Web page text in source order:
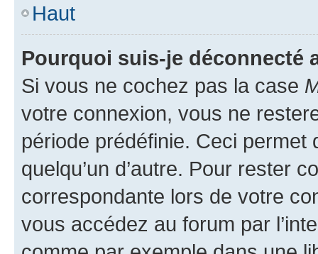
Haut
Pourquoi suis-je déconnecté
Si vous ne cochez pas la case
votre connexion, vous ne
période prédéfinie. Ceci permet
quelqu’un d’autre. Pour rester
correspondante lors de votre
vous accédez au forum par